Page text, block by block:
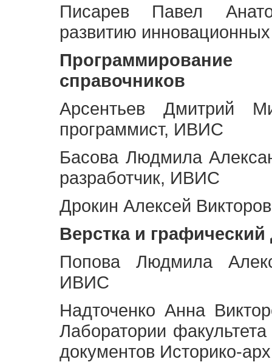
Писарев Павел
развитию
Программирование
справочников
Арсентьев Дмитрий
программист, ИВИС
Басова Людмила
разработчик, ИВИС
Дрокин Алексей
Верстка и графический
Попова Людмила
ИВИС
Надточенко Анна
Лаборатории
документов Историко-